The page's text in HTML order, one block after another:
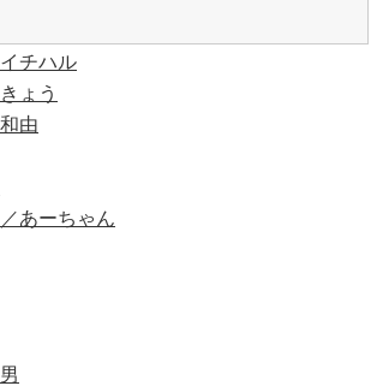
チハル
ょう
由
あーちゃん